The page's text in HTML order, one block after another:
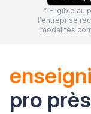
* Eligible au
l'entreprise
modalités
pro